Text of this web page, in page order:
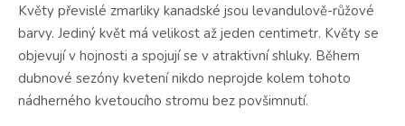
Květy převislé zmarliky kanadské jsou levandulově-růžové
barvy. Jediný květ má velikost až jeden centimetr. Květy se
objevují v hojnosti a spojují se v atraktivní shluky. Během
dubnové sezóny kvetení nikdo neprojde kolem tohoto
nádherného kvetoucího stromu bez povšimnutí.